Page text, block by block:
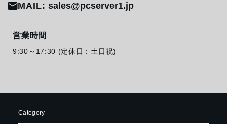
MAIL:sales@pcserver1.jp
営業時間
9:30～17:30 (定休日：土日祝)
Category